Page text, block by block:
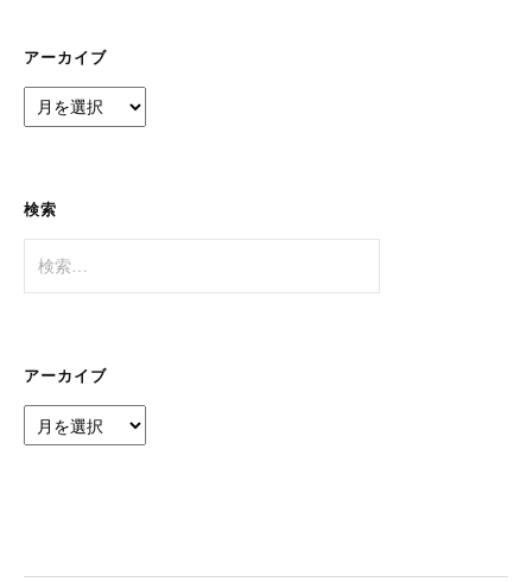
ー
アーカイブ
ー
ブ
検索
索:
アーカイブ
ー